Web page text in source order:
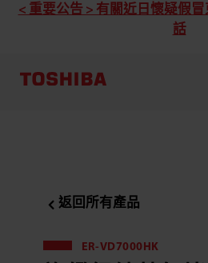
Toshiba< 重要公告 > 有關近日懷疑假
話
返回所有產品
ER-VD7000HK